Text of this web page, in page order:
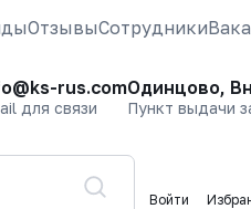
ОтзывыСотрудники
rus.com
для связи
Одинцово,
Пункт выдачи
Войти